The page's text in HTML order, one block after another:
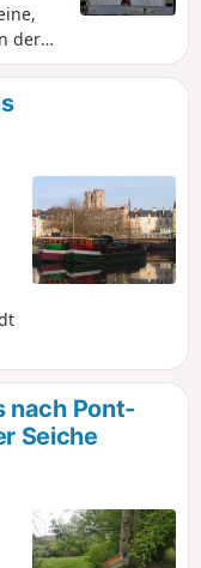
der
und
–
War!
der
für
nach Pont-
Seiche